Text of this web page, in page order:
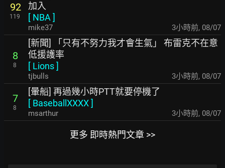
92
119
加入
[ NBA ]
mike37 3小時前, 08/07
8
8
[新聞] 「只有不努力我才會生氣」 布雷克不在意
低援護率
[ Lions]
tjbulls 3小時前, 08/07
7
8
[暈船] 再過幾小時PTT就要停機了
[ BaseballXXXX]
msarthur 3小時前, 08/07
更多 即時熱門文章 >>